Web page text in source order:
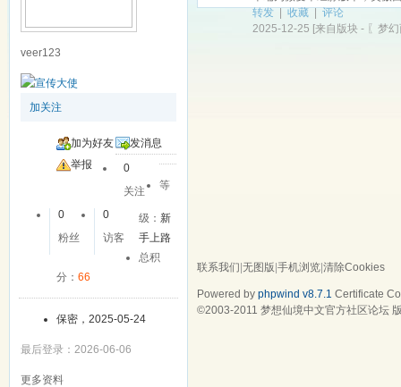
veer123
加关注
加为好友
发消息
举报
0
关注
0
粉丝
0
访客
等
级：新
手上路
总积
分： 66
保密，2025-05-24
最后登录：2026-06-06
更多资料
转发|收藏|评论
2025-12-25 [来自版块 - 〖梦
联系我们 无图版 手机浏览 清除Cookies
Powered by phpwind v8.7.1 Certificate
©2003-2011 梦想仙境中文官方社区论坛